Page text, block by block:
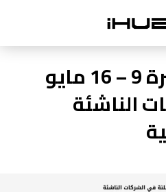
استثمارات الفترة 9 – 16 مايو
الناشئة